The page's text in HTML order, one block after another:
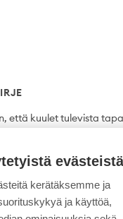
että kuulet tulevista
joukossa.
evästeistä
kerätäksemme ja
ja käyttöä,